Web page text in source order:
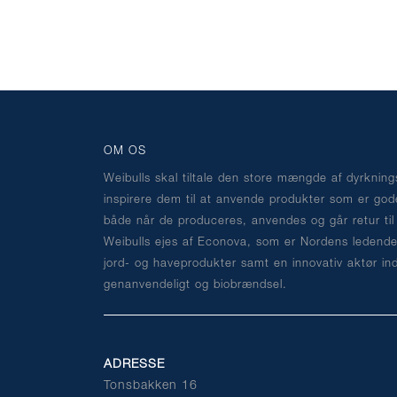
OM OS
Weibulls skal tiltale den store mængde af
inspirere dem til at anvende produkter som er
både når de produceres, anvendes og går retur til
Weibulls ejes af Econova, som er Nordens
jord- og haveprodukter samt en innovativ aktør
genanvendeligt og biobrændsel.
ADRESSE
Tonsbakken 16